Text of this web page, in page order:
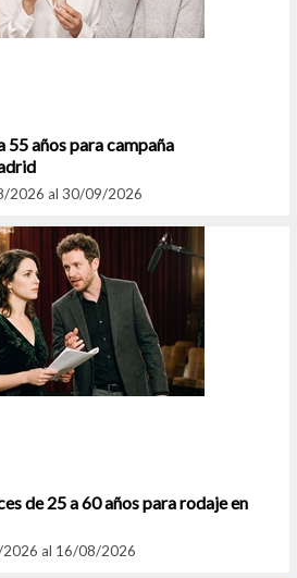
55 años para campaña
2026 al 30/09/2026
de 25 a 60 años para rodaje en
al 16/08/2026